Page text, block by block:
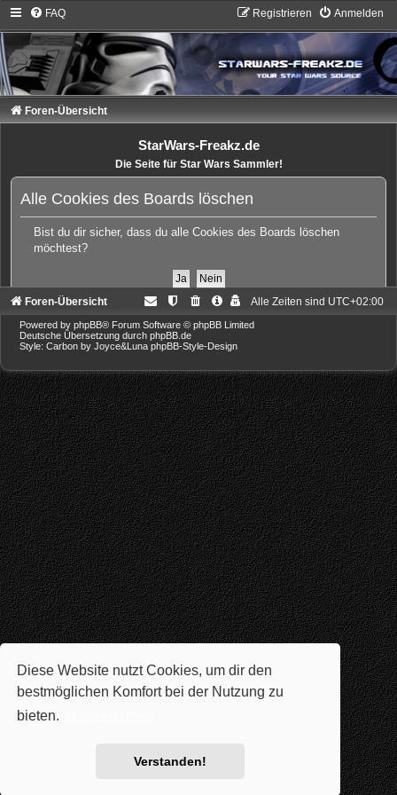
Diese Website nutzt Cookies, um dir den
bestmöglichen Komfort bei der Nutzung zu
bieten.
Verstanden!
FAQ Anmelden
Registrieren
Foren-Übersicht
StarWars-Freakz.de
Die Seite für Star Wars Sammler!
Alle Cookies des Boards löschen
Bist du dir sicher, dass du alle Cookies des Boards löschen
möchtest?
Foren-Übersicht Alle Zeiten sind UTC+02:00
Powered by phpBB® Forum Software © phpBB Limited
Deutsche Übersetzung durch phpBB.de
Style: Carbon by Joyce&Luna phpBB-Style-Design